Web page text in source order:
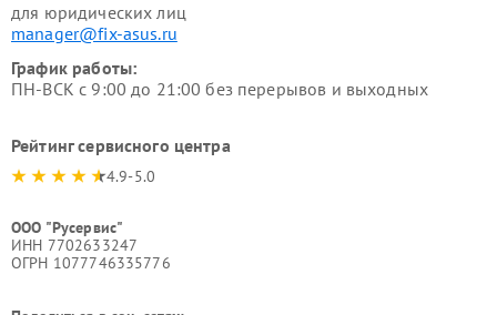
для юридических лиц
manager@fix-asus.ru
График работы:
ПН-ВСК с 9:00 до 21:00 без перерывов и выходных
Рейтинг сервисного центра
4.9-5.0
ООО "Русервис"
ИНН 7702633247
ОГРН 1077746335776